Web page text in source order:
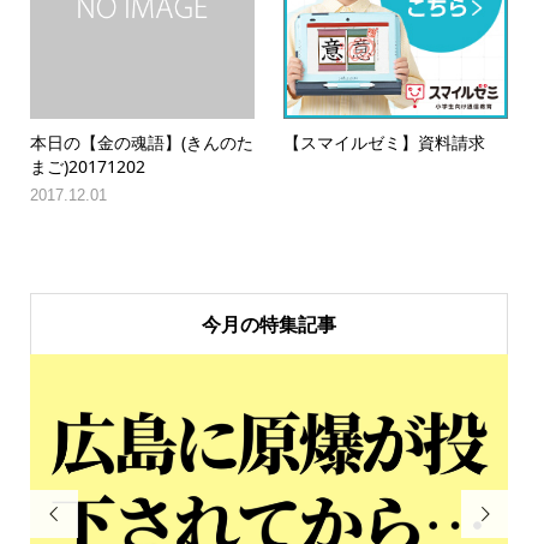
本日の【金の魂語】(きんのた
まご)20171202
2017.12.01
【スマイルゼミ】資料請求
今月の特集記事
 